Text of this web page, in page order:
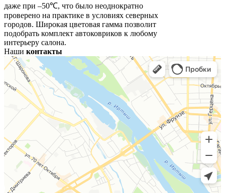
даже при –50℃, что было неоднократно
проверено на практике в условиях северных
городов. Широкая цветовая гамма позволит
подобрать комплект автоковриков к любому
интерьеру салона.
Наши контакты